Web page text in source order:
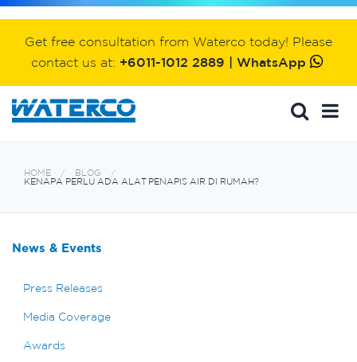
Get free consultation from Waterco today! Please
contact us at: +6011-1012 2889 | WhatsApp
HOME
BLOG
KENAPA PERLU ADA ALAT PENAPIS AIR DI RUMAH?
News & Events
Press Releases
Media Coverage
Awards